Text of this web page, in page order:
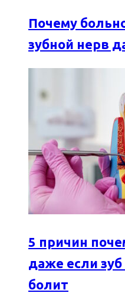
Почему
зубной нерв
5 причин
даже если
болит